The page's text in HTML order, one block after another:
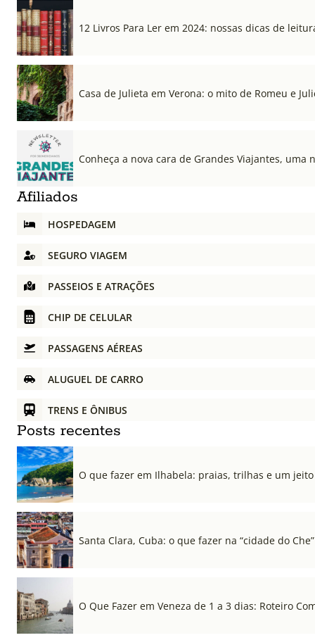
12 Livros Para Ler em 2024: nossas dicas de
Casa de Julieta em Verona: o mito de Romeu e
Conheça a nova cara de Grandes Viajantes, uma
Afiliados
HOSPEDAGEM
SEGURO VIAGEM
PASSEIOS E ATRAÇÕES
CHIP DE CELULAR
PASSAGENS AÉREAS
ALUGUEL DE CARRO
TRENS E ÔNIBUS
Posts recentes
O que fazer em Ilhabela: praias, trilhas e um
Santa Clara, Cuba: o que fazer na “cidade do Che”
O Que Fazer em Veneza de 1 a 3 dias: Roteiro